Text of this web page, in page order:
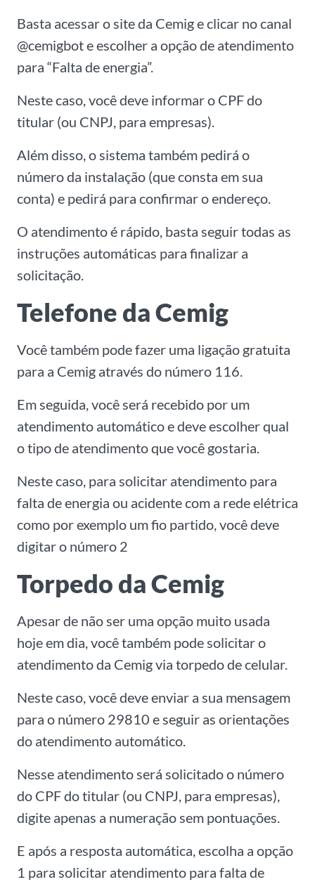
Basta acessar o site da Cemig e clicar no canal
@cemigbot e escolher a opção de atendimento
para “Falta de energia”.
Neste caso, você deve informar o CPF do
titular (ou CNPJ, para empresas).
Além disso, o sistema também pedirá o
número da instalação (que consta em sua
conta) e pedirá para confirmar o endereço.
O atendimento é rápido, basta seguir todas as
instruções automáticas para finalizar a
solicitação.
Telefone da Cemig
Você também pode fazer uma ligação gratuita
para a Cemig através do número 116.
Em seguida, você será recebido por um
atendimento automático e deve escolher qual
o tipo de atendimento que você gostaria.
Neste caso, para solicitar atendimento para
falta de energia ou acidente com a rede elétrica
como por exemplo um fio partido, você deve
digitar o número 2
Torpedo da Cemig
Apesar de não ser uma opção muito usada
hoje em dia, você também pode solicitar o
atendimento da Cemig via torpedo de celular.
Neste caso, você deve enviar a sua mensagem
para o número 29810 e seguir as orientações
do atendimento automático.
Nesse atendimento será solicitado o número
do CPF do titular (ou CNPJ, para empresas),
digite apenas a numeração sem pontuações.
E após a resposta automática, escolha a opção
1 para solicitar atendimento para falta de